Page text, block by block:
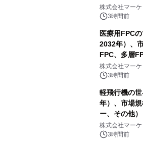
スDCモータ
表
株式会社マー
3時間前
医療用FPC
2032年）、
FPC、多層
PCB）・分
株式会社マー
3時間前
軽飛行機の
年）、市場
ー、その他
株式会社マー
3時間前